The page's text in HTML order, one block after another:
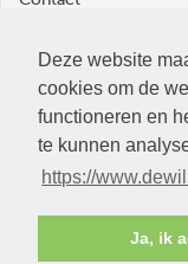
Deze website
cookies om de
functioneren en
te kunnen
https://
Ja, ik
In de Wilhelminakerk